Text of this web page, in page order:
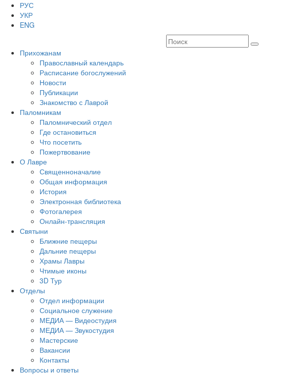
РУС
УКР
ENG
Прихожанам
Православный календарь
Расписание богослужений
Новости
Публикации
Знакомство с Лаврой
Паломникам
Паломнический отдел
Где остановиться
Что посетить
Пожертвование
О Лавре
Священноначалие
Общая информация
История
Электронная библиотека
Фотогалерея
Онлайн-трансляция
Святыни
Ближние пещеры
Дальние пещеры
Храмы Лавры
Чтимые иконы
3D Тур
Отделы
Отдел информации
Социальное служение
МЕДИА — Видеостудия
МЕДИА — Звукостудия
Мастерские
Вакансии
Контакты
Вопросы и ответы